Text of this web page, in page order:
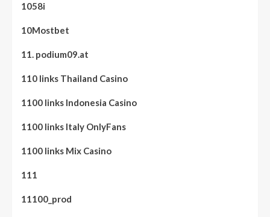
1058i
10Mostbet
11. podium09.at
110 links Thailand Casino
1100 links Indonesia Casino
1100 links Italy OnlyFans
1100 links Mix Casino
111
11100_prod